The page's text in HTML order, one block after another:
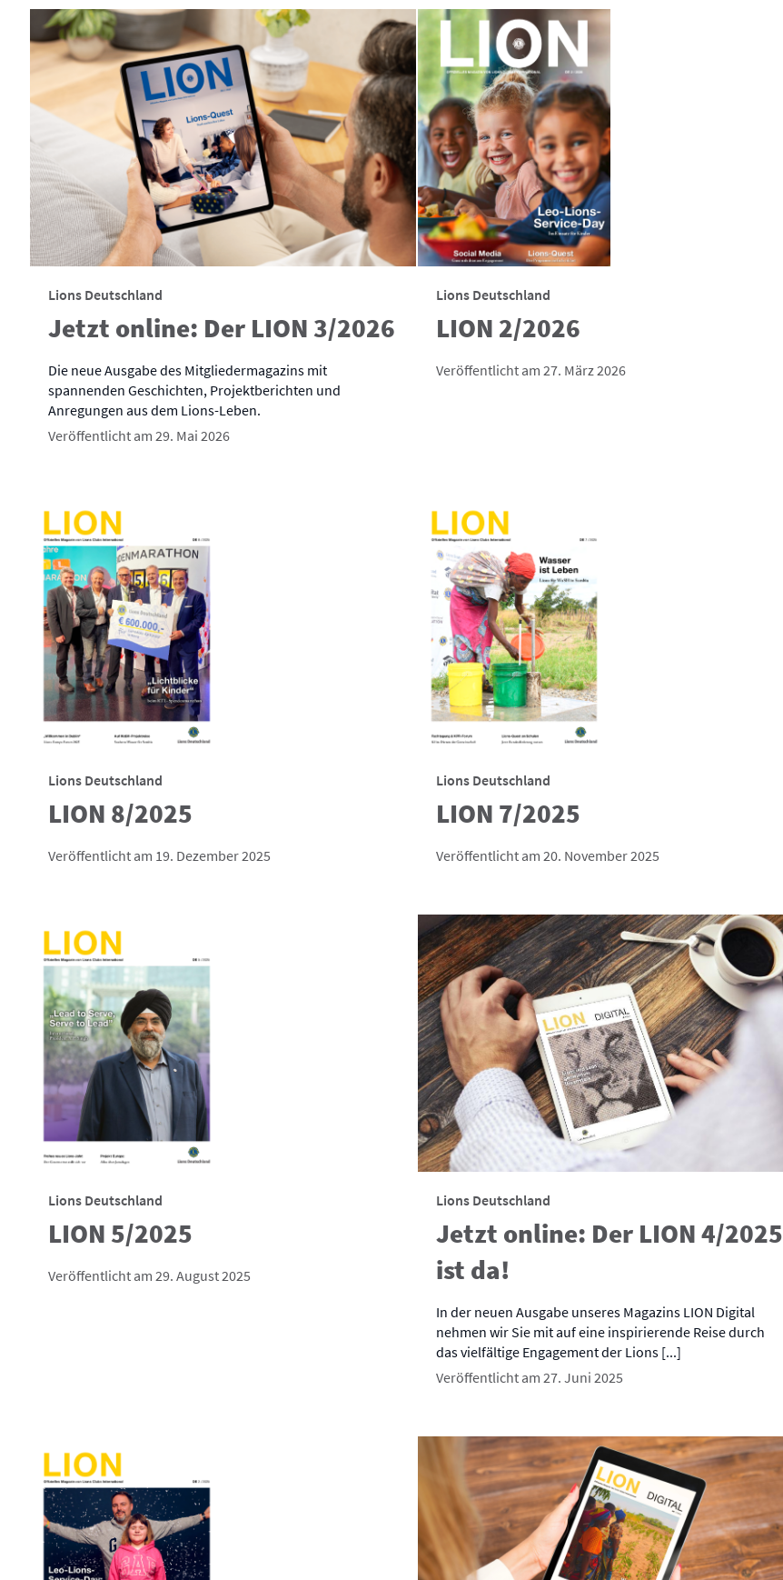
Lions Deutschland
Jetzt online: Der LION 3/2026
Die neue Ausgabe des Mitgliedermagazins mit
spannenden Geschichten, Projektberichten und
Anregungen aus dem Lions-Leben.
Veröffentlicht am 29. Mai 2026
Lions Deutschland
LION 2/2026
Veröffentlicht am 27. März 2026
Lions Deutschland
LION 8/2025
Veröffentlicht am 19. Dezember 2025
Lions Deutschland
LION 7/2025
Veröffentlicht am 20. November 2025
Lions Deutschland
LION 5/2025
Veröffentlicht am 29. August 2025
Lions Deutschland
Jetzt online: Der LION 4/2025
ist da!
In der neuen Ausgabe unseres Magazins LION Digital
nehmen wir Sie mit auf eine inspirierende Reise durch
das vielfältige Engagement der Lions [...]
Veröffentlicht am 27. Juni 2025